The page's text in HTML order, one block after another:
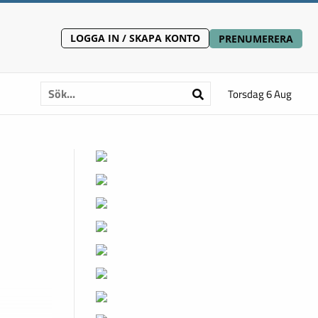
LOGGA IN / SKAPA KONTO PRENUMERERA
Torsdag 6 Aug